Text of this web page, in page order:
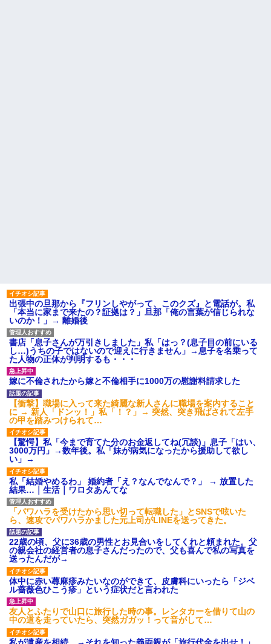
私「初めて飲む味だけどなん
のお茶？」彼「ちっ！」私「」
【GIF】JSのカンチョーワロ
タ
後続車にクラクションを鳴ら
され彼氏が逆切れ。「何クラク
ション鳴らしてんだ！降りてこ
いよ！」と怒鳴りだし...
【衝撃】報酬100万円超の治験
募集がこちらｗｗｗｗｗ(※画像
あり)
【ネット騒然】惨殺されたタ
ワマン頂き女子のこの動画、す
げえええええｗｗｗｗｗｗｗｗ
ｗｗｗ
【愕然】白のクラウン俺氏、
高速道路左車線を制限速度で走
った結果wwwwwwwwwwww
百年の恋12-899 食べた量を
張り合ってくる
【悲報】佐藤輝明・・・２軍
でも盛大にやらかす←あまり悲
しませないでくれ
出張中の旦那から『フリンしやがって、このクズ』と電話が。私
「本当に家まで来たの？証拠は？」旦那「俺の言葉が信じられな
いのか！」→ 離婚後
書店「息子さんが万引きしました」私「はっ？(息子目の前にいる
し…)うちの子ではないので迎えに行きません」→息子を名乗って
た人物の正体が判明するも・・・
嫁に不倫されたから嫁と不倫相手に1000万の慰謝料請求した
【衝撃】職場に入って来た綺麗な新人さんに職場を案内すること
に → 新人「ドンッ！」私「！？」→ 突然、突き飛ばされて左手
の甲を踏みつけられて…
【驚愕】私「今まで育てた分のお金返してね(冗談)」息子「はい、
3000万円」→数年後。私「妹が病気になったから援助して欲し
い」→
私「結婚やめるわ」 婚約者「え？なんでなんで？」 → 放置した
結果…｜生活｜ワロタあんてな
「パワハラを受けたから思い切って転職した」とSNSで呟いた
ら、速攻でパワハラかました元上司がLINEを送ってきた。
22歳の頃、父に36歳の男性とお見合いをしてくれと頼まれた。父
の親会社の経営者の息子さんだったので、父も喜んで私の写真を
送ったんだが→
体中に赤い蕁麻疹みたいなのができて、皮膚科にいったら「ジベ
ル薔薇色ひこう疹」という症状だと言われた
友人とふたりで山口に旅行した時の事。レンタカーを借りて山の
中の道を走っていたら、突然ガガッ！って音がして…
私が遺産を相続。→それを知った義両親が「旅行代金を出せ！」